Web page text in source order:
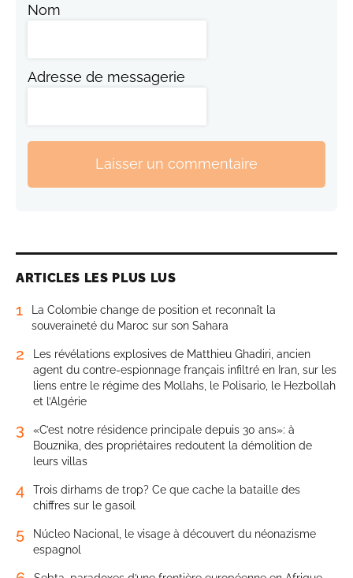
Nom
Adresse de messagerie
Laisser un commentaire
ARTICLES LES PLUS LUS
1
La Colombie change de position et reconnaît la
souveraineté du Maroc sur son Sahara
2
Les révélations explosives de Matthieu Ghadiri, ancien
agent du contre-espionnage français infiltré en Iran, sur les
liens entre le régime des Mollahs, le Polisario, le Hezbollah
et l’Algérie
3
«C’est notre résidence principale depuis 30 ans»: à
Bouznika, des propriétaires redoutent la démolition de
leurs villas
4
Trois dirhams de trop? Ce que cache la bataille des
chiffres sur le gasoil
5
Núcleo Nacional, le visage à découvert du néonazisme
espagnol